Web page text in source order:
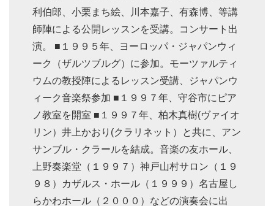
利伯郎、小栗まち絵、川本嘉子、有森博、等講
師陣による公開レッスンを受講。コンサート出
演。 ■１９９５年、ヨーロッパ・ジャパンウィ
ーク（ザルツブルグ）に参加。モーツァルティ
ウムの教授陣によるレッスン受講、ジャパンウ
ィーク音楽祭参加 ■１９９７年、守谷市にピア
ノ教室を開室 ■１９９７年、柏木真樹(ヴァイオ
リン）井上かおり(クラリネット）と共に、アン
サンブル・クラールを結成。音楽の友ホール、
上野奏楽堂（１９９７）神戸山村サロン（１９
９８）カザルス・ホール（１９９９）名古屋し
らかわホール（２０００）などの演奏会に出